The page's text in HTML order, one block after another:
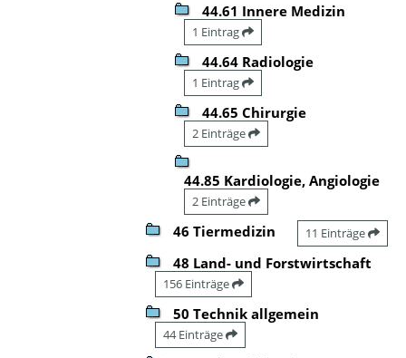
44.61 Innere Medizin
1 Eintrag
44.64 Radiologie
1 Eintrag
44.65 Chirurgie
2 Einträge
44.85 Kardiologie, Angiologie
2 Einträge
46 Tiermedizin 11 Einträge
48 Land- und Forstwirtschaft
156 Einträge
50 Technik allgemein
44 Einträge